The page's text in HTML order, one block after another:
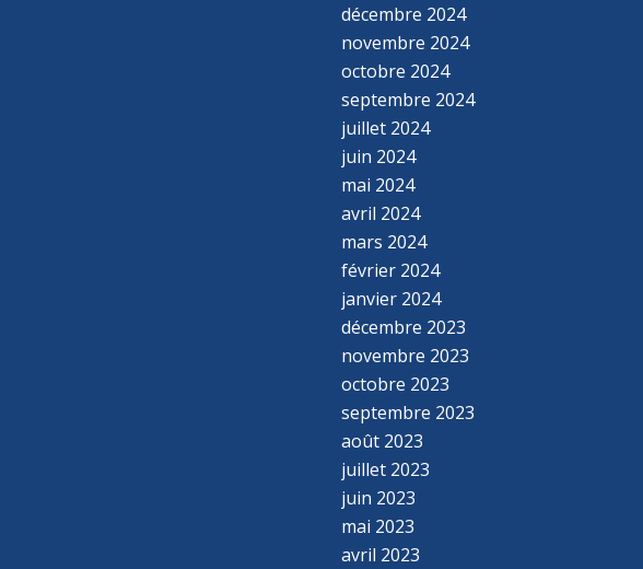
décembre 2024
novembre 2024
octobre 2024
septembre 2024
juillet 2024
juin 2024
mai 2024
avril 2024
mars 2024
février 2024
janvier 2024
décembre 2023
novembre 2023
octobre 2023
septembre 2023
août 2023
juillet 2023
juin 2023
mai 2023
avril 2023